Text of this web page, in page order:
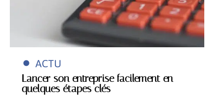
ACTU
Lancer son entreprise facilement en
quelques étapes clés